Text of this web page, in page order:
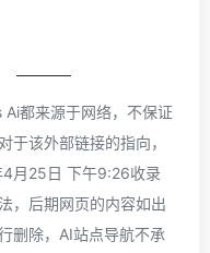
都来源于网络，不保证
于该外部链接的指向，
月25日 下午9:26收录
，后期网页的内容如出
删除，AI站点导航不承